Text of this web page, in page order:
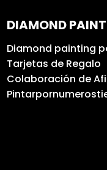
DIAMOND
Diamond painting
Tarjetas de Regalo
Colaboración de